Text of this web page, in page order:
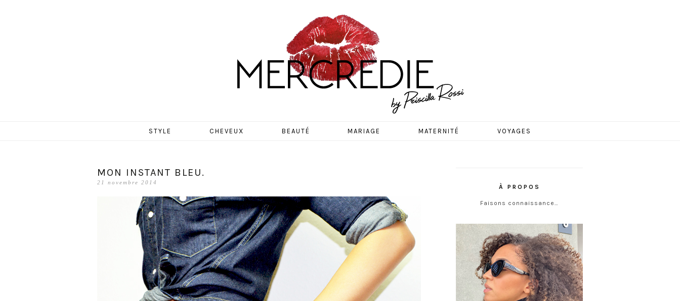
MERCREDIE
STYLE CHEVEUX BEAUTÉ MARIAGE MATERNITÉ VOYAGES
MON INSTANT BLEU.
21 novembre 2014
À PROPOS
Faisons connaissance…